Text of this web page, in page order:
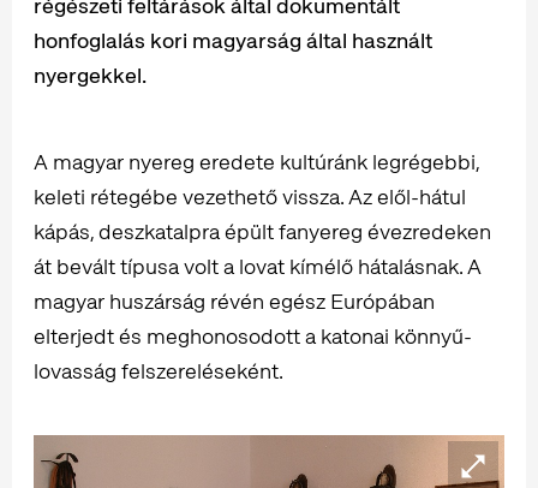
régészeti feltárások által dokumentált
honfoglalás kori magyarság által használt
nyergekkel.
A magyar nyereg eredete kultúránk legrégebbi,
keleti rétegébe vezethető vissza. Az elől-hátul
kápás, deszkatalpra épült fanyereg évezredeken
át bevált típusa volt a lovat kímélő hátalásnak. A
magyar huszárság révén egész Európában
elterjedt és meghonosodott a katonai könnyű-
lovasság felszereléseként.